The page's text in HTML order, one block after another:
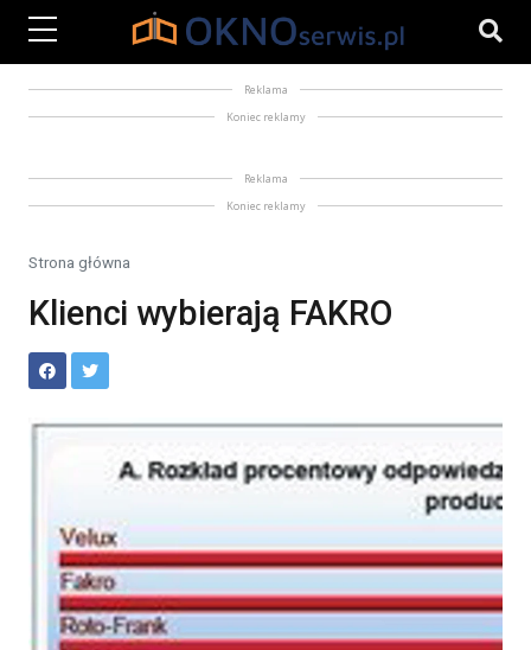
Reklama
Koniec reklamy
Reklama
Koniec reklamy
Strona główna
Klienci wybierają FAKRO